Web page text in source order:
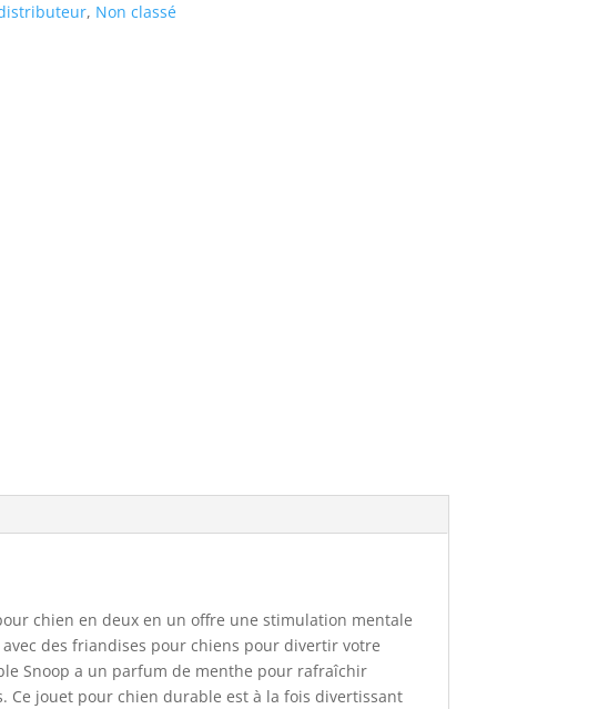
, Non classé
chien en deux en un offre une stimulation mentale
des friandises pour chiens pour divertir votre
Snoop a un parfum de menthe pour rafraîchir
Ce jouet pour chien durable est à la fois divertissant